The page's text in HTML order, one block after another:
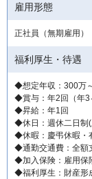
雇用形態
正社員（無期雇用）
福利厚生・待遇
◆想定年収：300万
◆賞与：年2回（年3
◆昇給：年1回
◆休日：週休二日制(
◆休暇：慶弔休暇・
◆通勤交通費：全額
◆加入保険：雇用保
◆福利厚生：財産形